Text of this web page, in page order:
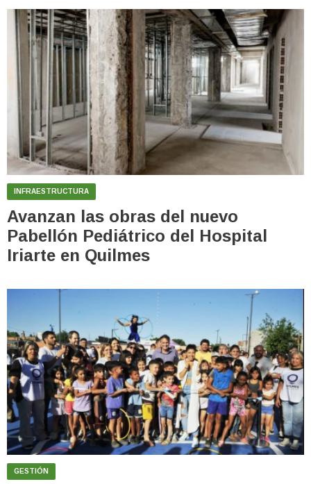
INFRAESTRUCTURA
Avanzan las obras del nuevo
Pabellón Pediátrico del Hospital
Iriarte en Quilmes
GESTIÓN